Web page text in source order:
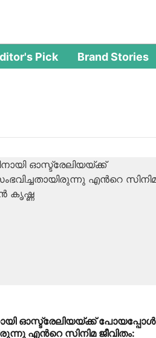
Pick Brand Stories
ഓസ്ട്രേലിയയ്ക്ക് പോയപ്പോള്‍
എന്‍റെ സിനിമ ജീവിതം: